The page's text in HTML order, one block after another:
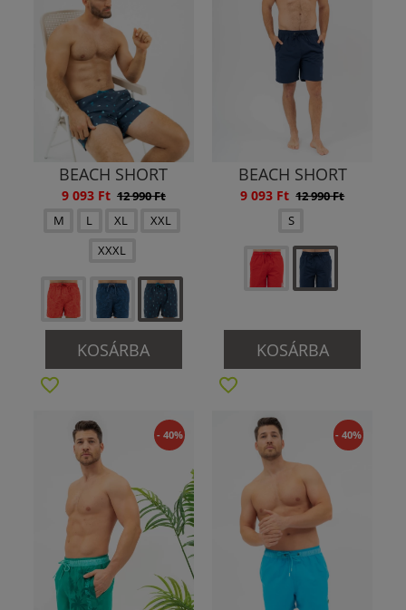
BEACH SHORT
9 093 Ft 12 990 Ft
M
L XL
XXL
XXXL
KOSÁRBA
BEACH SHORT
9 093 Ft 12 990 Ft
S
KOSÁRBA
- 40% - 40%